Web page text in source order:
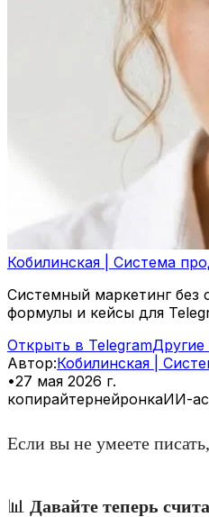
Кобилинская | Система
Системный маркетинг без
формулы и кейсы для
Открыть в TelegramДругие
Автор:Кобилинская |
•27 мая 2026 г.
копирайтернейронкаИИ-
Если вы не умеете
📊 Давайте теперь